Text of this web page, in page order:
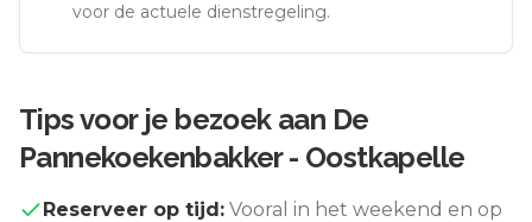
voor de actuele dienstregeling.
Tips voor je bezoek aan De
Pannekoekenbakker - Oostkapelle
Reserveer op tijd: Vooral in het weekend en op